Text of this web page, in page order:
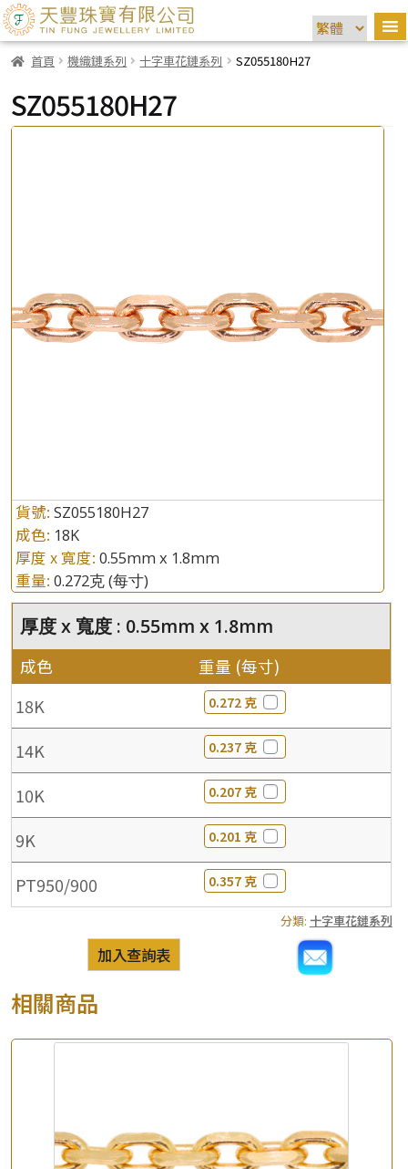
首頁 機織鏈系列 十字車花鏈系列 SZ055180H27
SZ055180H27
貨號: SZ055180H27
成色: 18K
厚度 x 寬度: 0.55mm x 1.8mm
重量: 0.272克(每寸)
厚度 x 寬度 : 0.55mm x 1.8mm
成色 重量 (每寸)
18K 0.272 克
14K 0.237 克
10K 0.207 克
9K 0.201 克
PT950/900 0.357 克
分類: 十字車花鏈系列
加入查詢表
相關商品